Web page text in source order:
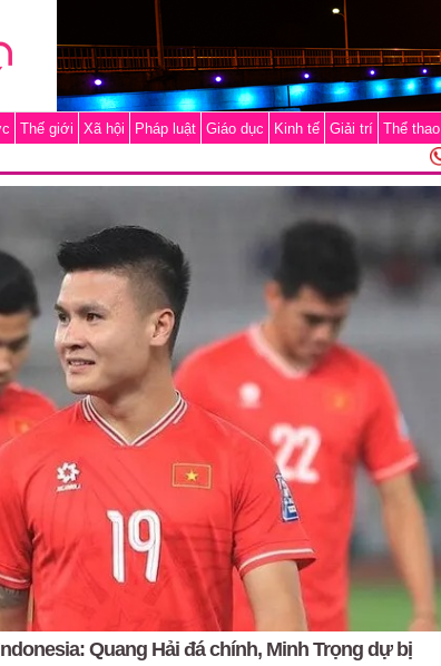
Thế giới Xã hội Pháp luật Giáo dục Kinh tế Giải trí Thể thao
Quang Hải đá chính, Minh Trọng dự bị